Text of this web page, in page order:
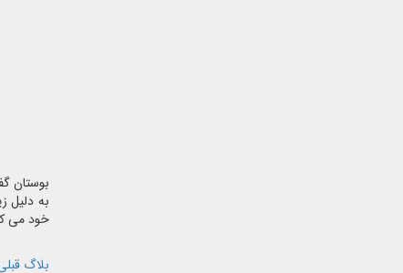
بوستان
به دلیل
خود می
بلاگ